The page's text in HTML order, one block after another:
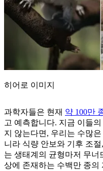
히어로 이미지
과학자들은 현재 약 100만
고 예측합니다. 지금 이들
지 않는다면, 우리는 수많
니라 식량 안보와 기후 조
는 생태계의 균형마저 무너
상에 존재하는 수백만 종의